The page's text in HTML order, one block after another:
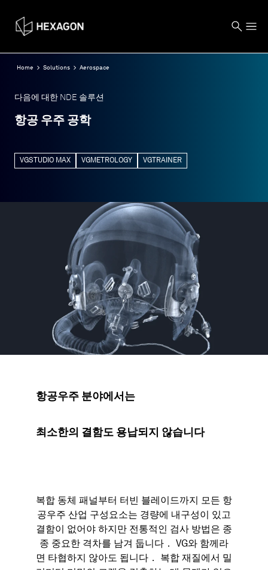
Home Solutions Aerospace
다음에 대한 NDE 솔루션
항공 우주 공학
VGSTUDIO MAX VGMETROLOGY VGTRAINER
항공우주 분야에서는
최소한의 결함도 용납되지 않습니다
복합 동체 패널부터 터빈 블레이드까지 모든 항
공우주 산업 구성요소는 경량에 내구성이 있고
결함이 없어야 하지만 전통적인 검사 방법은 종
종 중요한 격차를 남겨 둡니다． VG와 함께라
면 타협하지 않아도 됩니다． 복합 재질에서 밀